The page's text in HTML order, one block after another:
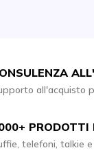
all'acquisto
PRODOTTI
telefoni, talkie